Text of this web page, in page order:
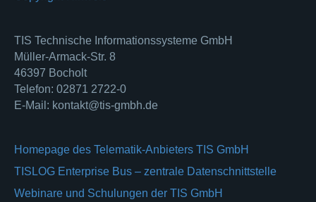
TIS Technische Informationssysteme GmbH
Müller-Armack-Str. 8
46397 Bocholt
Telefon: 02871 2722-0
E-Mail: kontakt@tis-gmbh.de
Homepage des Telematik-Anbieters TIS GmbH
TISLOG Enterprise Bus – zentrale Datenschnittstelle
Webinare und Schulungen der TIS GmbH